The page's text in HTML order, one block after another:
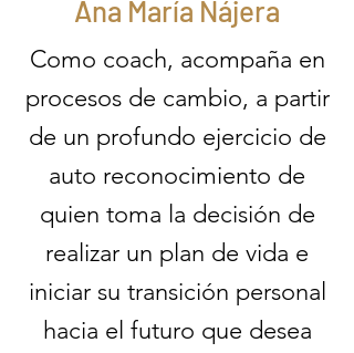
Ana María Nájera
Como coach, acompaña en
procesos de cambio, a partir
de un profundo ejercicio de
auto reconocimiento de
quien toma la decisión de
realizar un plan de vida e
iniciar su transición personal
hacia el futuro que desea